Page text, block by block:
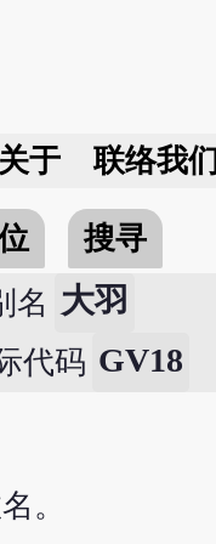
关于 联络我们
搜寻
名 大羽
代码 GV18
。